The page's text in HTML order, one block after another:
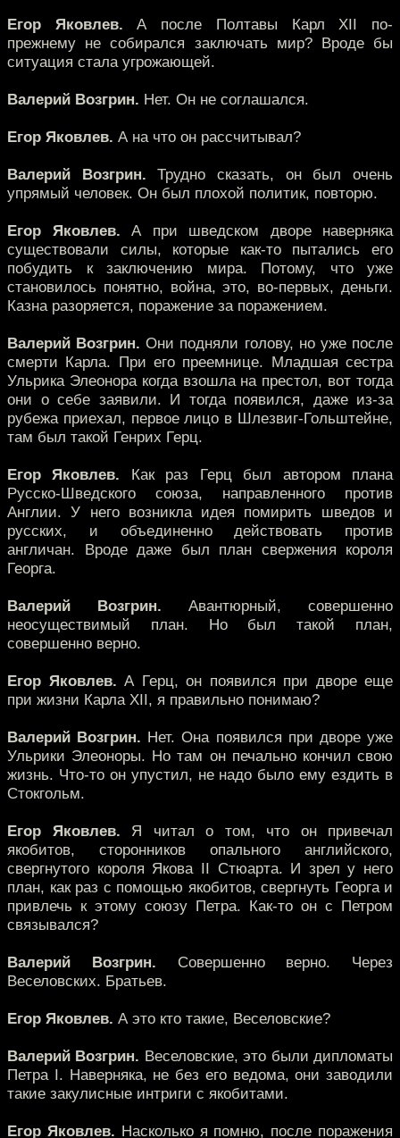
Егор Яковлев. А после Полтавы Карл XII по-
прежнему не собирался заключать мир? Вроде бы
ситуация стала угрожающей.
Валерий Возгрин. Нет. Он не соглашался.
Егор Яковлев. А на что он рассчитывал?
Валерий Возгрин. Трудно сказать, он был очень
упрямый человек. Он был плохой политик, повторю.
Егор Яковлев. А при шведском дворе наверняка
существовали силы, которые как-то пытались его
побудить к заключению мира. Потому, что уже
становилось понятно, война, это, во-первых, деньги.
Казна разоряется, поражение за поражением.
Валерий Возгрин. Они подняли голову, но уже после
смерти Карла. При его преемнице. Младшая сестра
Ульрика Элеонора когда взошла на престол, вот тогда
они о себе заявили. И тогда появился, даже из-за
рубежа приехал, первое лицо в Шлезвиг-Гольштейне,
там был такой Генрих Герц.
Егор Яковлев. Как раз Герц был автором плана
Русско-Шведского союза, направленного против
Англии. У него возникла идея помирить шведов и
русских, и объединенно действовать против
англичан. Вроде даже был план свержения короля
Георга.
Валерий Возгрин. Авантюрный, совершенно
неосуществимый план. Но был такой план,
совершенно верно.
Егор Яковлев. А Герц, он появился при дворе еще
при жизни Карла XII, я правильно понимаю?
Валерий Возгрин. Нет. Она появился при дворе уже
Ульрики Элеоноры. Но там он печально кончил свою
жизнь. Что-то он упустил, не надо было ему ездить в
Стокгольм.
Егор Яковлев. Я читал о том, что он привечал
якобитов, сторонников опального английского,
свергнутого короля Якова II Стюарта. И зрел у него
план, как раз с помощью якобитов, свергнуть Георга и
привлечь к этому союзу Петра. Как-то он с Петром
связывался?
Валерий Возгрин. Совершенно верно. Через
Веселовских. Братьев.
Егор Яковлев. А это кто такие, Веселовские?
Валерий Возгрин. Веселовские, это были дипломаты
Петра I. Наверняка, не без его ведома, они заводили
такие закулисные интриги с якобитами.
Егор Яковлев. Насколько я помню, после поражения